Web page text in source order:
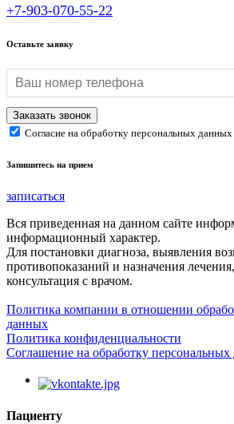
+7-903-070-55-22
Оставьте заявку
Согласие на обработку персональных данных
Запишитесь на прием
записаться
Вся приведенная на данном сайте
информационный характер.
Для постановки диагноза, выявления
противопоказаний и назначения
консультация с врачом.
Политика компании в отношении
данных
Политика конфиденциальности
Соглашение на обработку
Пациенту